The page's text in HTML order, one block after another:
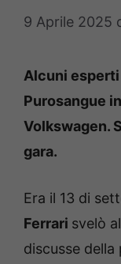
9 Aprile 2025
Alcuni esperti
Purosangue
Volkswagen.
gara.
Era il 13 di
Ferrari svelò
discusse